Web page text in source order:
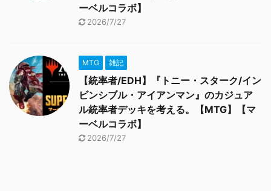
ーベルコラボ】
2026/7/27
MTG 雑記
【統率者/EDH】『トニー・スターク/イン
ビンシブル・アイアンマン』のカジュア
ル統率者デッキを考える。【MTG】【マ
ーベルコラボ】
2026/7/27